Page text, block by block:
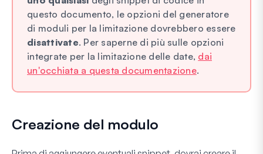
questo documento, le opzioni del generatore
di moduli per la limitazione dovrebbero essere
disattivate. Per saperne di più sulle opzioni
integrate per la limitazione delle date, dai
un'occhiata a questa documentazione.
Creazione del modulo